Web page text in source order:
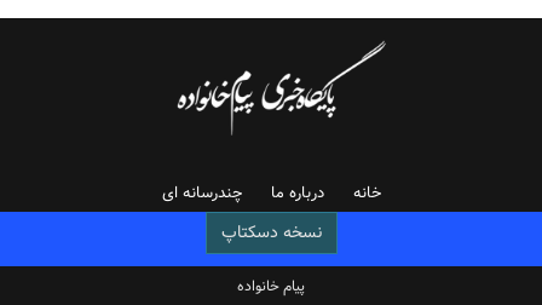
خانه درباره ما چندرسانه ای
نسخه دسکتاپ
پیام خانواده